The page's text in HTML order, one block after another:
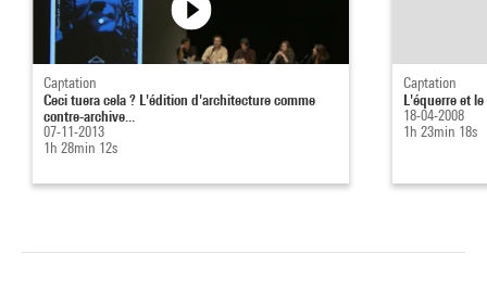
Captation
Ceci tuera cela ? L'édition d'architecture comme
contre-archive...
07-11-2013
1h 28min 12s
Captation
L'équerre et
18-04-2008
1h 23min 18s